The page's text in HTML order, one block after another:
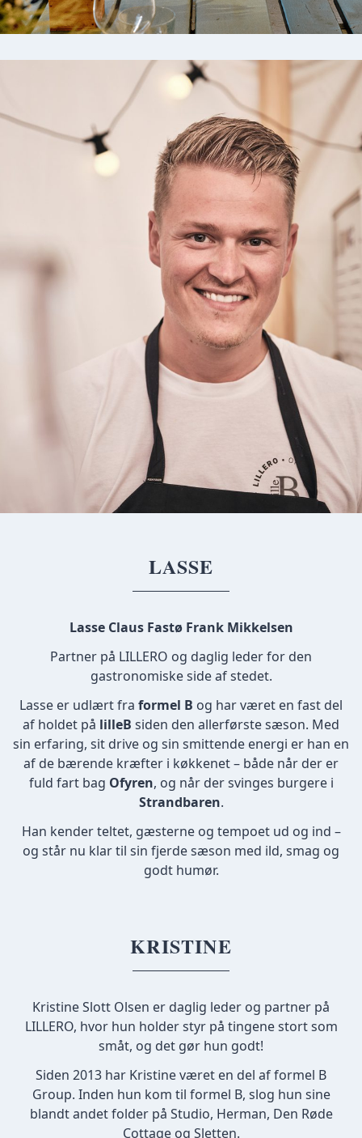
LASSE
Lasse Claus Fastø Frank Mikkelsen
Partner på LILLERO og daglig leder for den
gastronomiske side af stedet.
Lasse er udlært fra formel B og har været en fast del
af holdet på lilleB siden den allerførste sæson. Med
sin erfaring, sit drive og sin smittende energi er han en
af de bærende kræfter i køkkenet – både når der er
fuld fart bag Ofyren, og når der svinges burgere i
Strandbaren.
Han kender teltet, gæsterne og tempoet ud og ind –
og står nu klar til sin fjerde sæson med ild, smag og
godt humør.
KRISTINE
Kristine Slott Olsen er daglig leder og partner på
LILLERO, hvor hun holder styr på tingene stort som
småt, og det gør hun godt!
Siden 2013 har Kristine været en del af formel B
Group. Inden hun kom til formel B, slog hun sine
blandt andet folder på Studio, Herman, Den Røde
Cottage og Sletten.